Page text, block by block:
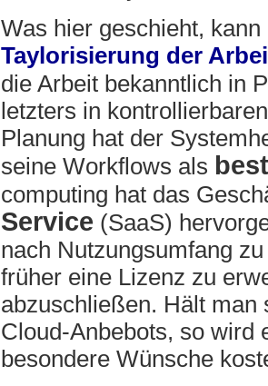
Was hier geschieht,
Taylorisierung der
die Arbeit bekanntlich in
letzters in
Planung hat der
seine Workflows als
computing hat das
Service (SaaS)
nach Nutzungsumfang
früher eine Lizenz zu
abzuschließen. Hält man
Cloud-Anbebots, so wird
besondere Wünsche